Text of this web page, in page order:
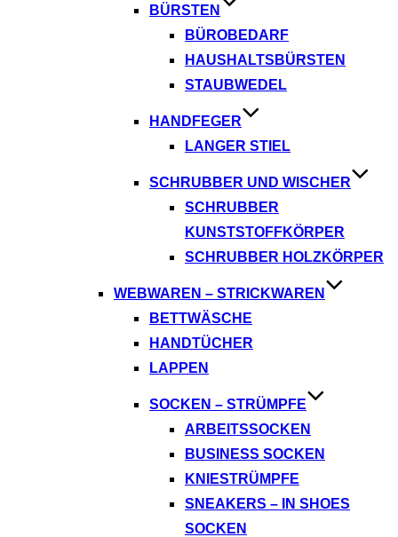
BÜRSTEN
BÜROBEDARF
HAUSHALTSBÜRSTEN
STAUBWEDEL
HANDFEGER
LANGER STIEL
SCHRUBBER UND WISCHER
SCHRUBBER
KUNSTSTOFFKÖRPER
SCHRUBBER HOLZKÖRPER
WEBWAREN – STRICKWAREN
BETTWÄSCHE
HANDTÜCHER
LAPPEN
SOCKEN – STRÜMPFE
ARBEITSSOCKEN
BUSINESS SOCKEN
KNIESTRÜMPFE
SNEAKERS – IN SHOES
SOCKEN